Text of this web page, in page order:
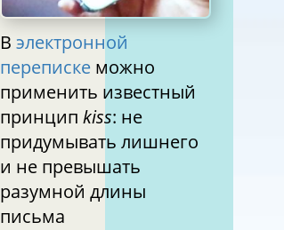
В электронной
перепискеможно
применить известный
принцип kiss: не
придумывать лишнего
и не превышать
разумной длины
письма